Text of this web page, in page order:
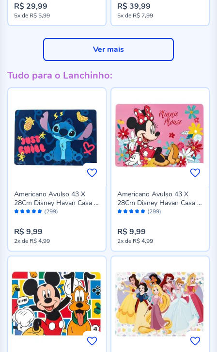
R$ 29,99
5xde R$ 5,99
R$ 39,99
5xde R$ 7,99
Ver mais
Tudo para o Lanchinho:
Avaliação: (299)
Americano Avulso 43 X
28Cm Disney Havan Casa -
Stitch
R$ 9,99
2xde R$ 4,99
Avaliação: (299)
Americano Avulso 43 X
28Cm Disney Havan Casa -
Minnie
R$ 9,99
2xde R$ 4,99